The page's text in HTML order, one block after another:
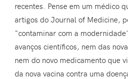
recentes. Pense em um médico
artigos do Journal of Medicine,
"contaminar com a
avanços científicos, nem das
nem do novo medicamento que
da nova vacina contra uma